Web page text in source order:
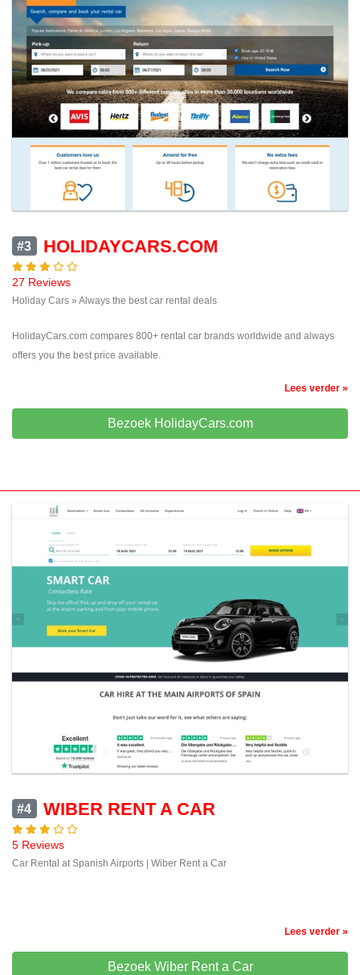
#3 HOLIDAYCARS.COM
27 Reviews
Holiday Cars » Always the best car rental deals
HolidayCars.com compares 800+ rental car brands worldwide and always
offers you the best price available.
Lees verder »
Bezoek HolidayCars.com
#4 WIBER RENT A CAR
5 Reviews
Car Rental at Spanish Airports | Wiber Rent a Car
Lees verder »
Bezoek Wiber Rent a Car